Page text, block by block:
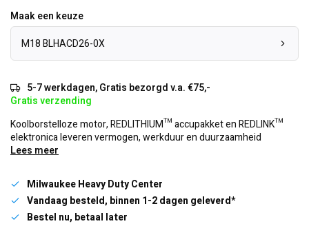
Maak een keuze
M18 BLHACD26-0X
5-7 werkdagen, Gratis bezorgd v.a. €75,-
Gratis verzending
Koolborstelloze motor, REDLITHIUM™ accupakket en REDLINK™
elektronica leveren vermogen, werkduur en duurzaamheid
Lees meer
Milwaukee Heavy Duty Center
Vandaag besteld, binnen 1-2 dagen geleverd*
Bestel nu, betaal later